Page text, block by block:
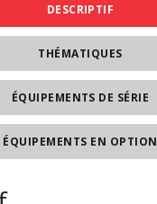
DESCRIPTIF
THÉMATIQUES
ÉQUIPEMENTS DE SÉRIE
ÉQUIPEMENTS EN OPTION